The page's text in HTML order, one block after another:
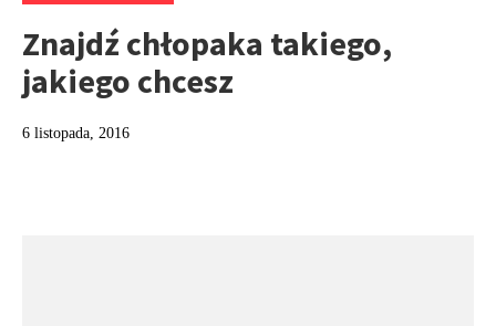
Znajdź chłopaka takiego,
jakiego chcesz
6 listopada, 2016